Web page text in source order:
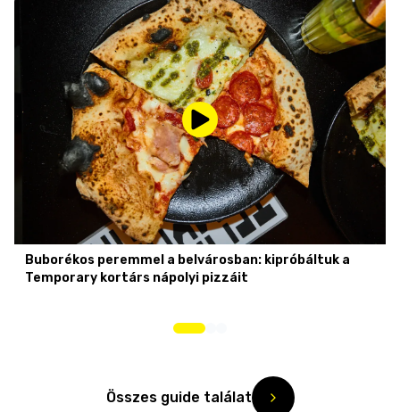
Buborékos peremmel a belvárosban: kipróbáltuk a
Temporary kortárs nápolyi pizzáit
Összes guide találat